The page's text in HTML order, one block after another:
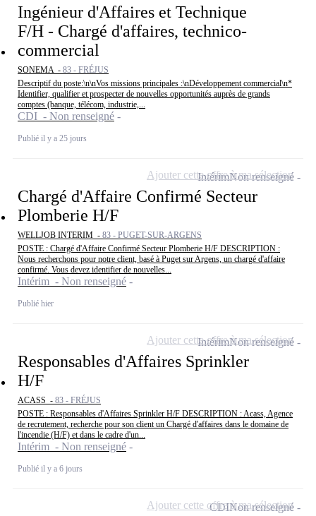
Ingénieur d'Affaires et Technique
F/H - Chargé d'affaires, technico-
commercial
SONEMA - 83 - FRÉJUS
Descriptif du poste:\n\nVos missions principales :\nDéveloppement commercial\n*
Identifier, qualifier et prospecter de nouvelles opportunités auprès de grands
comptes (banque, télécom, industrie,...
CDI - Non renseigné
Publié il y a 25 jours
Chargé d'Affaire Confirmé Secteur
Plomberie H/F
WELLJOB INTERIM - 83 - PUGET-SUR-ARGENS
POSTE : Chargé d'Affaire Confirmé Secteur Plomberie H/F DESCRIPTION :
Nous recherchons pour notre client, basé à Puget sur Argens, un chargé d'affaire
confirmé. Vous devez identifier de nouvelles...
Intérim - Non renseigné
Publié hier
IntérimNon renseigné
Ajouter cette offre à ma sélection
Responsables d'Affaires Sprinkler
H/F
ACASS - 83 - FRÉJUS
POSTE : Responsables d'Affaires Sprinkler H/F DESCRIPTION : Acass, Agence
de recrutement, recherche pour son client un Chargé d'affaires dans le domaine de
l'incendie (H/F) et dans le cadre d'un...
Intérim - Non renseigné
Publié il y a 6 jours
IntérimNon renseigné
Ajouter cette offre à ma sélection
CDINon renseigné
Ajouter cette offre à ma sélection